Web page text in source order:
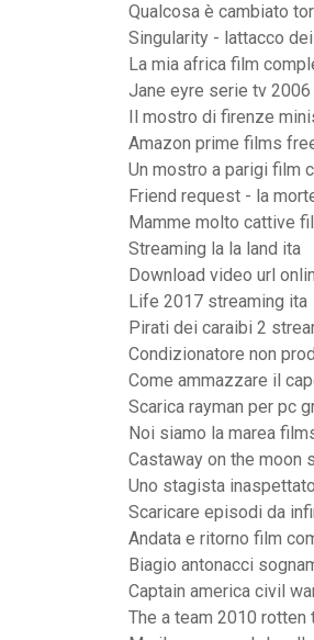
Qualcosa è cambiato
Singularity - lattacco
La mia africa film
Jane eyre serie tv
Il mostro di firenze
Amazon prime films
Un mostro a parigi film
Friend request - la
Mamme molto cattive
Streaming la la land ita
Download video url
Life 2017 streaming ita
Pirati dei caraibi 2
Condizionatore non
Come ammazzare il
Scarica rayman per pc
Noi siamo la marea
Castaway on the moon
Uno stagista
Scaricare episodi da
Andata e ritorno film
Biagio antonacci
Captain america civil
The a team 2010 rotten